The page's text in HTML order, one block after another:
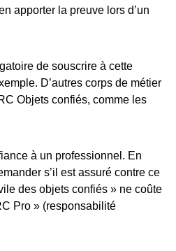
apporter la preuve lors d’un
de souscrire à cette
D’autres corps de métier
Objets confiés, comme les
à un professionnel. En
s’il est assuré contre ce
des objets confiés » ne coûte
Pro » (responsabilité